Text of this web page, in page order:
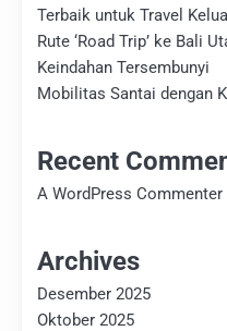
Terbaik untuk Travel
Rute ‘Road Trip’ ke Bali
Keindahan Tersembunyi
Mobilitas Santai dengan
Recent
A WordPress Commenter
Archives
Desember 2025
Oktober 2025